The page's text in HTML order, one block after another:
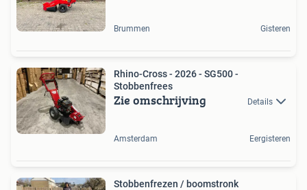
Brummen Gisteren
Rhino-Cross - 2026 - SG500 -
Stobbenfrees
Zie omschrijving Details
Amsterdam Eergisteren
Stobbenfrezen / boomstronk